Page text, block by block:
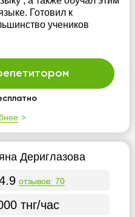
Готовил к
учеников
Дериглазова
отзывов: 70
тнг/час